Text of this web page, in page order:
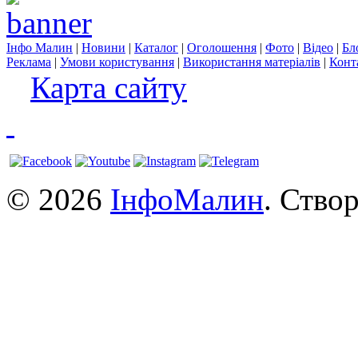
Інфо Малин | Новини | Каталог | Оголошення | Фото | Відео |
Реклама | Умови користування | Використання матеріалів |
Карта сайту
© 2026 ІнфоМалин.